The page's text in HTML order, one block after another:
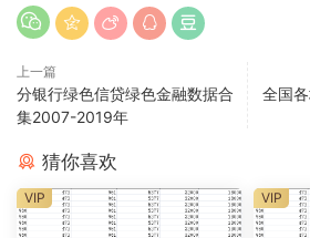
上一篇
分银行绿色信贷绿色金融数据合
集2007-2019年
全国
猜你喜欢
VIP VIP